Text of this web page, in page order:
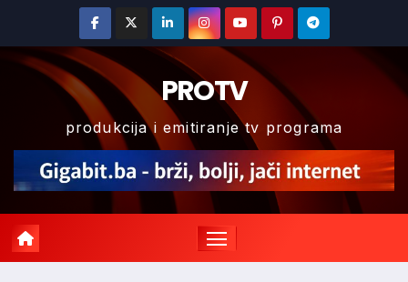
content
PROTV
produkcija i emitiranje tv programa